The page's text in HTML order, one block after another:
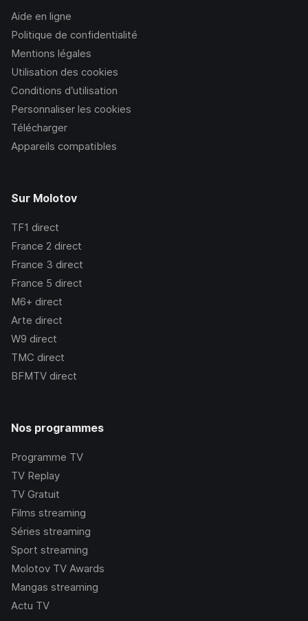
Aide en ligne
Politique de confidentialité
Mentions légales
Utilisation des cookies
Conditions d’utilisation
Personnaliser les cookies
Télécharger
Appareils compatibles
Sur Molotov
TF1 direct
France 2 direct
France 3 direct
France 5 direct
M6+ direct
Arte direct
W9 direct
TMC direct
BFMTV direct
Nos programmes
Programme TV
TV Replay
TV Gratuit
Films streaming
Séries streaming
Sport streaming
Molotov TV Awards
Mangas streaming
Actu TV